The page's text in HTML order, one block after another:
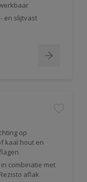
en slijtvast
op
kaal hout en
combinatie met
aflak